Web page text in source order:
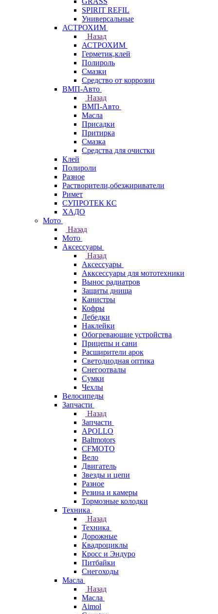
SPIRIT REFIL
Универсальные
АСТРОХИМ
Назад
АСТРОХИМ
Герметик,клей
Полироль
Смазки
Средство от коррозии
ВМП-Авто
Назад
ВМП-Авто
Масла
Присадки
Притирка
Смазка
Средства для очистки
Клей
Полироли
Разное
Растворители,обезжириватели
Римет
СУПРОТЕК КС
ХАДО
Мото
Назад
Мото
Аксессуары
Назад
Аксессуары
Акксессуары для мототехники
Вынос радиатров
Защиты днища
Канистры
Кофры
Лебедки
Наклейки
Обогревающие устройства
Прицепы и сани
Расширители арок
Светодиодная оптика
Снегоотвалы
Сумки
Чехлы
Велосипеды
Запчасти
Назад
Запчасти
APOLLO
Baltmotors
CFMOTO
Вело
Двигатель
Звезды и цепи
Разное
Резина и камеры
Тормозные колодки
Техника
Назад
Техника
Дорожные
Квадроциклы
Кросс и Эндуро
Питбайки
Снегоходы
Масла
Назад
Масла
Aimol